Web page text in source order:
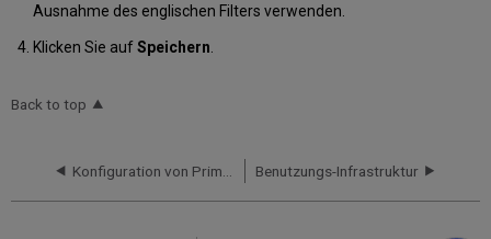
Ausnahme des englischen Filters verwenden.
Klicken Sie aufSpeichern
Back to top
Benutzungs-Infrastruktur